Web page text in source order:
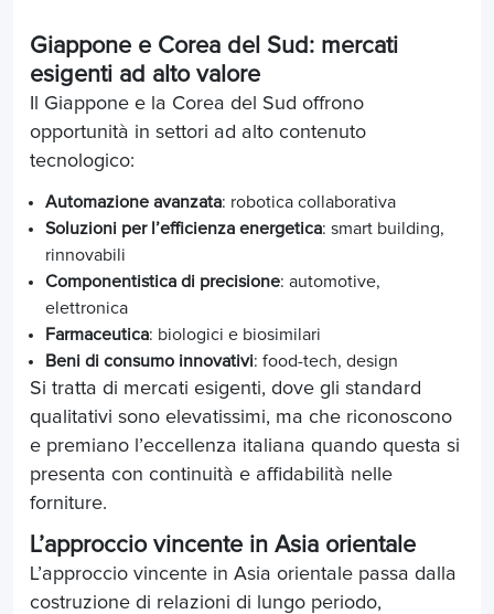
Giappone e Corea del Sud: mercati
esigenti ad alto valore
Il Giappone e la Corea del Sud offrono
opportunità in settori ad alto contenuto
tecnologico:
Automazione avanzata: robotica collaborativa
Soluzioni per l’efficienza energetica: smart building,
rinnovabili
Componentistica di precisione: automotive,
elettronica
Farmaceutica: biologici e biosimilari
Beni di consumo innovativi: food-tech, design
Si tratta di mercati esigenti, dove gli standard
qualitativi sono elevatissimi, ma che riconoscono
e premiano l’eccellenza italiana quando questa si
presenta con continuità e affidabilità nelle
forniture.
L’approccio vincente in Asia orientale
L’approccio vincente in Asia orientale passa dalla
costruzione di relazioni di lungo periodo,